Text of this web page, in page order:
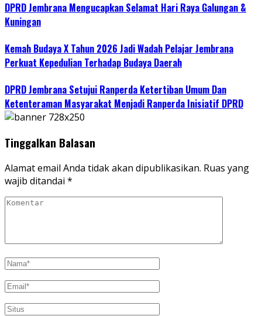
DPRD Jembrana Mengucapkan Selamat Hari Raya Galungan &
Kuningan
Kemah Budaya X Tahun 2026 Jadi Wadah Pelajar Jembrana
Perkuat Kepedulian Terhadap Budaya Daerah
DPRD Jembrana Setujui Ranperda Ketertiban Umum Dan
Ketenteraman Masyarakat Menjadi Ranperda Inisiatif DPRD
Tinggalkan Balasan
Alamat email Anda tidak akan dipublikasikan. Ruas yang
wajib ditandai *